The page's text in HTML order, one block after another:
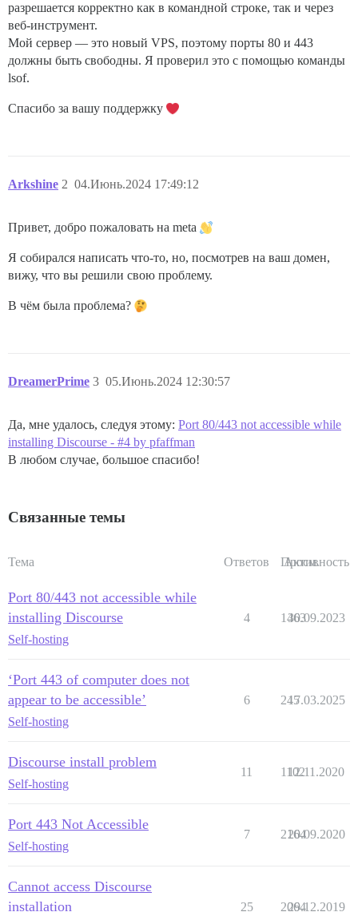
разрешается корректно как в командной строке, так и через
веб-инструмент.
Мой сервер — это новый VPS, поэтому порты 80 и 443
должны быть свободны. Я проверил это с помощью команды
lsof.
Спасибо за вашу поддержку
Arkshine 04.Июнь.2024 17:49:12
2
Привет, добро пожаловать на meta
Я собирался написать что-то, но, посмотрев на ваш домен,
вижу, что вы решили свою проблему.
В чём была проблема?
DreamerPrime 05.Июнь.2024 12:30:57
3
Да, мне удалось, следуя этому: Port 80/443 not accessible while
installing Discourse - #4 by pfaffman
В любом случае, большое спасибо!
Связанные темы
Тема Ответов Просм.
Активность
Port 80/443 not accessible while
installing Discourse
Self-hosting
4 1463
30.09.2023
‘Port 443 of computer does not
appear to be accessible’
Self-hosting
6 245
17.03.2025
Discourse install problem
Self-hosting
11 1102
12.11.2020
Port 443 Not Accessible
Self-hosting
7 2164
20.09.2020
Cannot access Discourse
installation
25 2064
29.12.2019